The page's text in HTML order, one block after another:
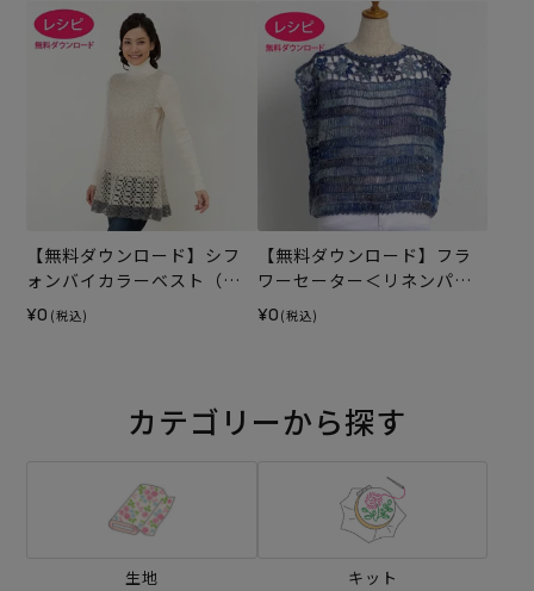
【無料ダウンロード】シフ
ォンバイカラーベスト（レ
シピ）
¥0 (税込)
【無料ダウンロード】フラ
ワーセーター＜リネンパレ
ット＞（レシピ）
¥0 (税込)
カテゴリーから探す
生地 キット